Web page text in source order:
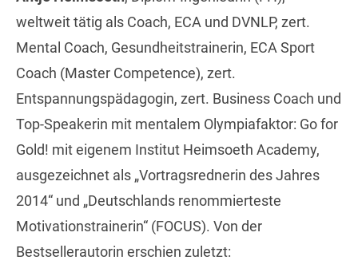
weltweit tätig als Coach, ECA und DVNLP, zert.
Mental Coach, Gesundheitstrainerin, ECA Sport
Coach (Master Competence), zert.
Entspannungspädagogin, zert. Business Coach und
Top-Speakerin mit mentalem Olympiafaktor: Go for
Gold! mit eigenem Institut Heimsoeth Academy,
ausgezeichnet als „Vortragsrednerin des Jahres
2014“ und „Deutschlands renommierteste
Motivationstrainerin“ (FOCUS). Von der
Bestsellerautorin erschien zuletzt: